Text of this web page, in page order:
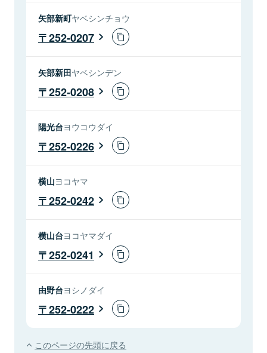
矢部新町ヤベシンチョウ
252-0207
矢部新田ヤベシンデン
252-0208
陽光台ヨウコウダイ
252-0226
横山ヨコヤマ
252-0242
横山台ヨコヤマダイ
252-0241
由野台ヨシノダイ
252-0222
このページの先頭に戻る